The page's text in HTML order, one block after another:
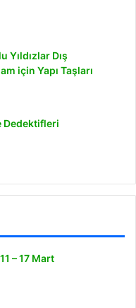
Yıldızlar Dış
için Yapı Taşları
Dedektifleri
– 17 Mart